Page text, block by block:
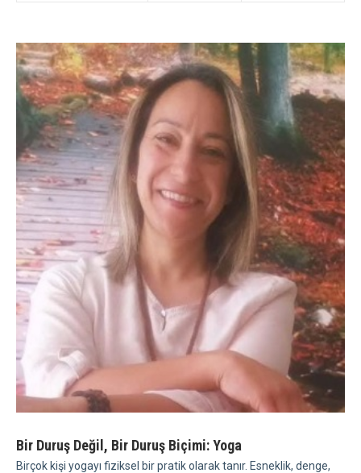
Bir Duruş Değil, Bir Duruş Biçimi: Yoga
Birçok kişi yogayı fiziksel bir pratik olarak tanır. Esneklik, denge,